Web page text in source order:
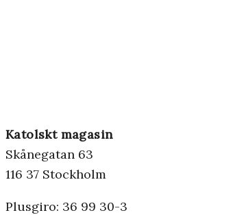
Katolskt magasin
Skånegatan 63
116 37 Stockholm
Plusgiro: 36 99 30-3